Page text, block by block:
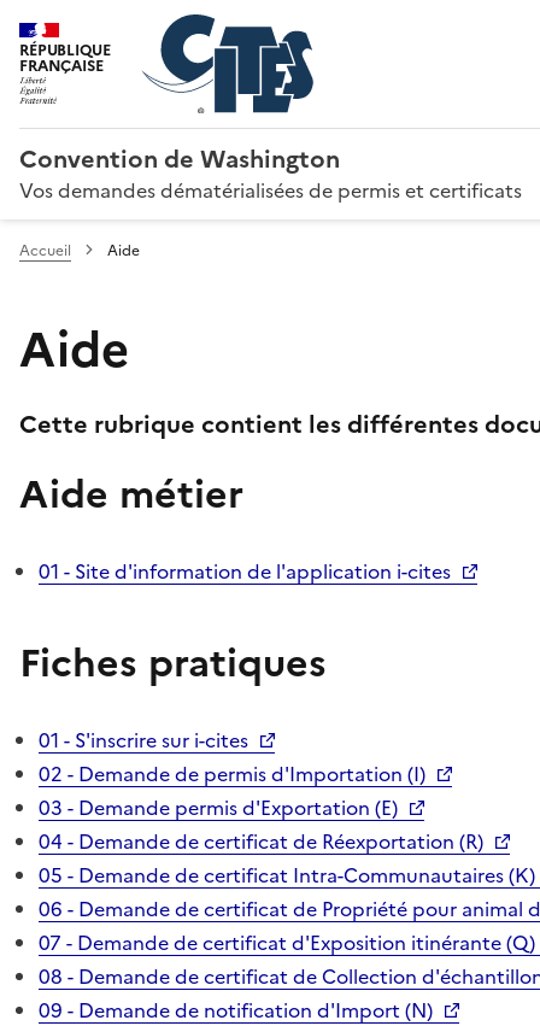
RÉPUBLIQUE
FRANÇAISE
Convention de Washington
Vos demandes dématérialisées de permis et certificats
Accueil Aide
Aide
Cette rubrique contient les différentes
Aide métier
01 - Site d'information de l'application i-cites
Fiches pratiques
01 - S'inscrire sur i-cites
02 - Demande de permis d'Importation (I)
03 - Demande permis d'Exportation (E)
04 - Demande de certificat de Réexportation (R)
05 - Demande de certificat Intra-Communautaires (K)
06 - Demande de certificat de Propriété pour animal
07 - Demande de certificat d'Exposition itinérante (Q)
08 - Demande de certificat de Collection
09 - Demande de notification d'Import (N)